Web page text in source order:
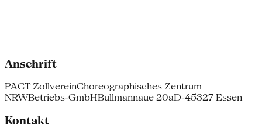
Anschrift
PACT ZollvereinChoreographisches Zentrum
NRWBetriebs-GmbHBullmannaue 20aD-45327 Essen
Kontakt